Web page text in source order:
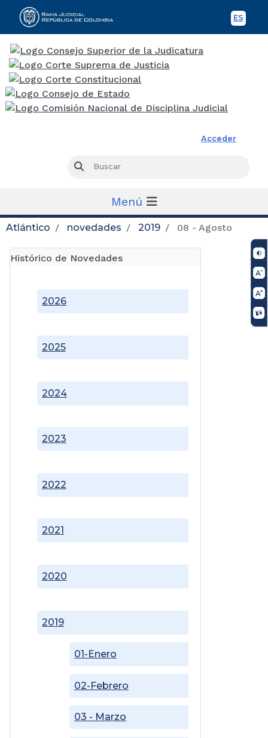
ES
Acceder
Buscar
Menú
Atlántico novedades 2019 08 - Agosto
Histórico de Novedades
2019
01-Enero
02-Febrero
03 - Marzo
2020
2021
2022
2023
2024
2025
2026